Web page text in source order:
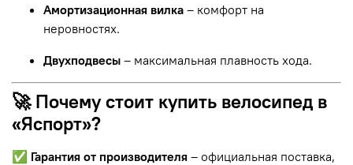
Амортизационная вилка – комфорт на
неровностях.
Двухподвесы – максимальная плавность хода.
🚀 Почему стоит купить велосипед в
«Яспорт»?
✅ Гарантия от производителя – официальная поставка,